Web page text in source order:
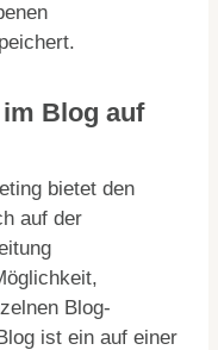
Blog auf
bietet den
auf der
Blog-
ist ein auf einer